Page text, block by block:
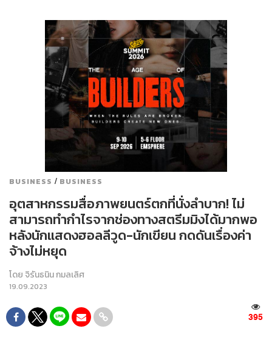
BUSINESS / BUSINESS
อุตสาหกรรมสื่อภาพยนตร์ตกที่นั่งลำบาก! ไม่
สามารถทำกำไรจากช่องทางสตรีมมิงได้มากพอ
หลังนักแสดงฮอลลีวูด-นักเขียน กดดันเรื่องค่า
จ้างไม่หยุด
โดย จิรันธนิน กมลเลิศ
19.09.2023
395